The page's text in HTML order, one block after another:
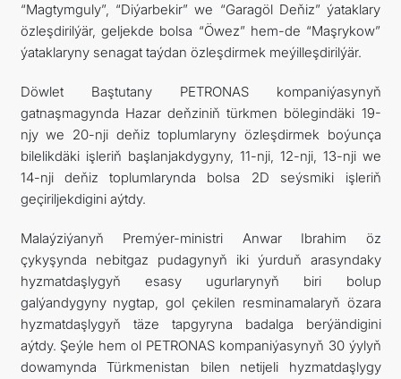
“Magtymguly”, “Diýarbekir” we “Garagöl Deňiz” ýataklary
özleşdirilýär, geljekde bolsa “Öwez” hem-de “Maşrykow”
ýataklaryny senagat taýdan özleşdirmek meýilleşdirilýär.
Döwlet Baştutany PETRONAS kompaniýasynyň
gatnaşmagynda Hazar deňziniň türkmen bölegindäki 19-
njy we 20-nji deňiz toplumlaryny özleşdirmek boýunça
bilelikdäki işleriň başlanjakdygyny, 11-nji, 12-nji, 13-nji we
14-nji deňiz toplumlarynda bolsa 2D seýsmiki işleriň
geçiriljekdigini aýtdy.
Malaýziýanyň Premýer-ministri Anwar Ibrahim öz
çykyşynda nebitgaz pudagynyň iki ýurduň arasyndaky
hyzmatdaşlygyň esasy ugurlarynyň biri bolup
galýandygyny nygtap, gol çekilen resminamalaryň özara
hyzmatdaşlygyň täze tapgyryna badalga berýändigini
aýtdy. Şeýle hem ol PETRONAS kompaniýasynyň 30 ýylyň
dowamynda Türkmenistan bilen netijeli hyzmatdaşlygy